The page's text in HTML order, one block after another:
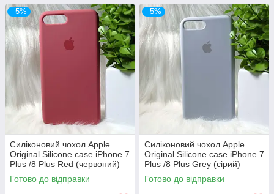
–5%
Силіконовий чохол Apple
Original Silicone case iPhone 7
Plus /8 Plus Red (червоний)
Готово до відправки
–5%
Силіконовий чохол Apple
Original Silicone case iPhone 7
Plus /8 Plus Grey (сірий)
Готово до відправки